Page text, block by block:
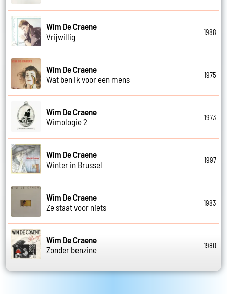
Wim De Craene
Vrijwillig
1988
Wim De Craene
Wat ben ik voor een mens
1975
Wim De Craene
Wimologie 2
1973
Wim De Craene
Winter in Brussel
1997
Wim De Craene
Ze staat voor niets
1983
Wim De Craene
Zonder benzine
1980